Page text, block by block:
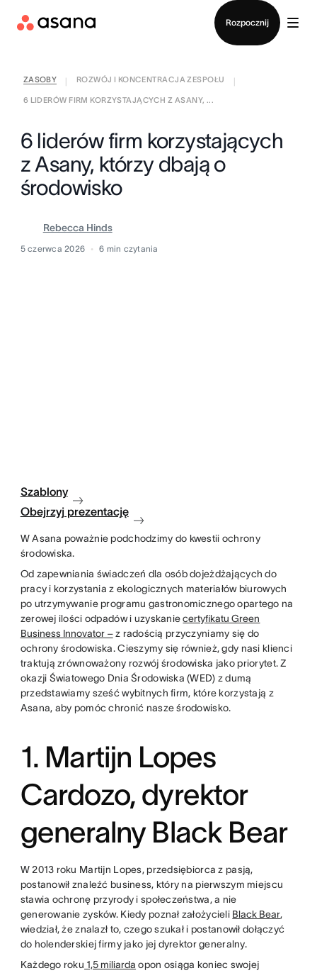
Rozpocznij
ZASOBY ROZWÓJ I KONCENTRACJA ZESPOŁU
6 LIDERÓW FIRM KORZYSTAJĄCYCH Z ASANY, ...
6 liderów firm korzystających
z Asany, którzy dbają o
środowisko
Rebecca Hinds
5 czerwca 2026 6 min czytania
Szablony
Obejrzyj prezentację
W Asana poważnie podchodzimy do kwestii ochrony
środowiska.
Od zapewniania świadczeń dla osób dojeżdżających do
pracy i korzystania z ekologicznych materiałów biurowych
po utrzymywanie programu gastronomicznego opartego na
zerowej ilości odpadów i uzyskaniecertyfikatu Green
Business Innovator –z radością przyczyniamy się do
ochrony środowiska. Cieszymy się również, gdy nasi klienci
traktują zrównoważony rozwój środowiska jako priorytet. Z
okazji Światowego Dnia Środowiska (WED) z dumą
przedstawiamy sześć wybitnych firm, które korzystają z
Asana, aby pomóc chronić nasze środowisko.
1. Martijn Lopes
Cardozo, dyrektor
generalny Black Bear
W 2013 roku Martijn Lopes, przedsiębiorca z pasją,
postanowił znaleźć business, który na pierwszym miejscu
stawia ochronę przyrody i społeczeństwa, a nie
generowanie zysków. Kiedy poznał założycieli Black Bear,
wiedział, że znalazł to, czego szukał i postanowił dołączyć
do holenderskiej firmy jako jej dyrektor generalny.
Każdego roku 1,5 miliarda opon osiąga koniec swojej